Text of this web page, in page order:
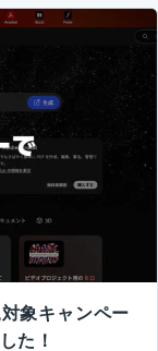
象キャンペー
た！